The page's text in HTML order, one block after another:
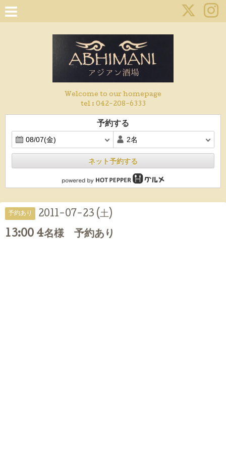
Welcome to our homepage
tel : 042-208-6333
予約する
ネット予約する
予約あり 2011-07-23 (土)
13:00 4名様 予約あり